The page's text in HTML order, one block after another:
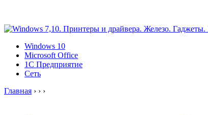
Windows 10
Microsoft Office
1C Предприятие
Сеть
Главная › › ›